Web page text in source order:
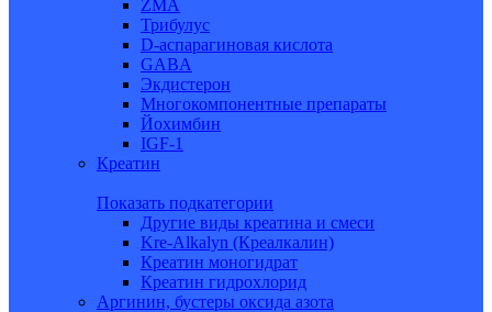
ZMA
Трибулус
D-аспарагиновая кислота
GABA
Экдистерон
Многокомпонентные препараты
Йохимбин
IGF-1
Креатин
Показать подкатегории
Другие виды креатина и смеси
Kre-Alkalyn (Креалкалин)
Креатин моногидрат
Креатин гидрохлорид
Аргинин, бустеры оксида азота